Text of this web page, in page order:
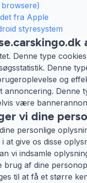
fra Apple
styresystem
Denne type
Denne
og
annoncering. Denne
være
vi dine
personlige
at give os disse
vi indsamle
brug af dine
til at få et større